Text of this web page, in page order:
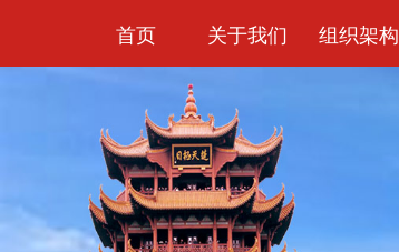
首页 关于我们 组织架构